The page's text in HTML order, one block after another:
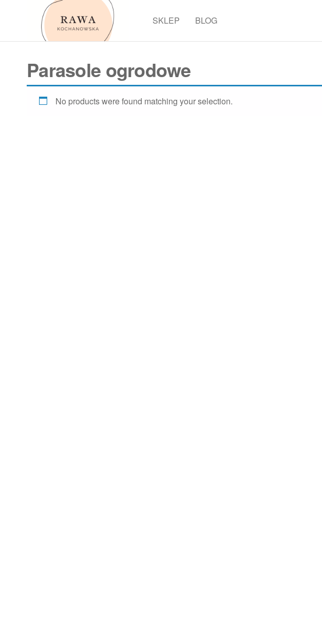
SKLEP BLOG
Parasole ogrodowe
No products were found matching your selection.